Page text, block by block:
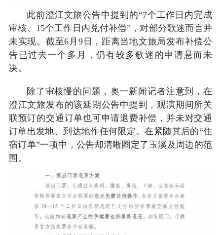
此前澄江文旅公告中提到的“7个工作日内完成
审核、15个工作日内兑付补偿”，对部分歌迷而言并
未实现。截至6月9日，距离当地文旅局发布补偿公
告已过去一个多月，仍有较多歌迷的申请悬而未
决。
除了审核慢的问题，奥一新闻记者注意到，在
澄江文旅发布的该延期公告中提到，观演期间所关
联预订的交通订单也可申请退费补偿，并未对交通
订单出发地、到达地作任何限定。在紧随其后的“住
宿订单”一项中，公告却清晰圈定了玉溪及周边的范
围。